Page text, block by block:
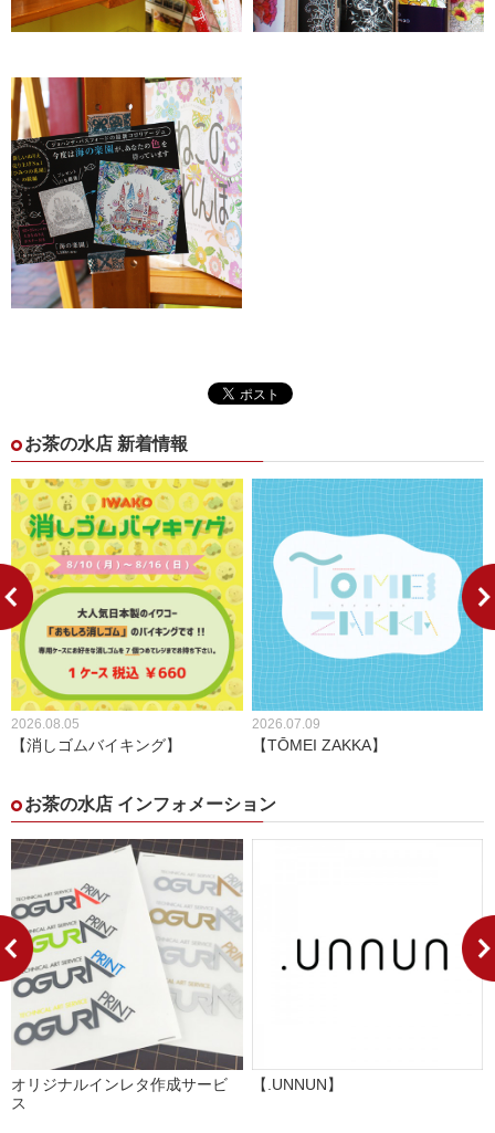
お茶の水店 新着情報
2026.08.05
【消しゴムバイキング】
2026.07.09
【TŌMEI ZAKKA】
お茶の水店 インフォメーション
オリジナルインレタ作成サービ
ス
【.UNNUN】